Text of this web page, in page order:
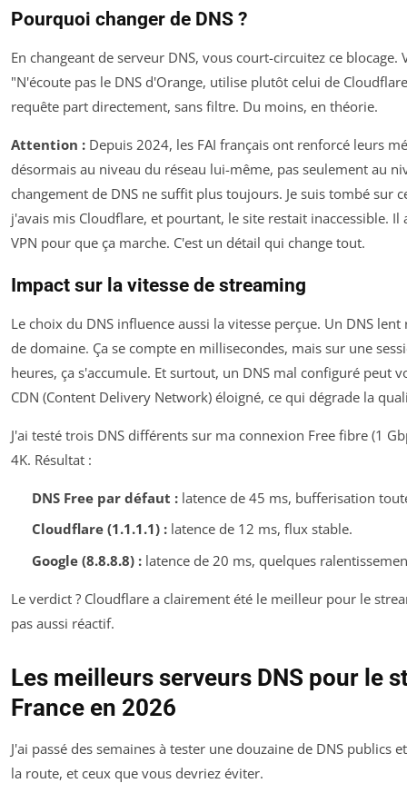
Pourquoi changer de DNS ?
En changeant de serveur DNS, vous court-circuitez ce
"N'écoute pas le DNS d'Orange, utilise plutôt celui de
requête part directement, sans filtre. Du moins, en théorie.
Attention : Depuis 2024, les FAI français ont renforcé leurs
désormais au niveau du réseau lui-même, pas seulement au
changement de DNS ne suffit plus toujours. Je suis tombé sur
j'avais mis Cloudflare, et pourtant, le site restait inaccessible. Il
VPN pour que ça marche. C'est un détail qui change tout.
Impact sur la vitesse de streaming
Le choix du DNS influence aussi la vitesse perçue. Un DNS
de domaine. Ça se compte en millisecondes, mais sur une
heures, ça s'accumule. Et surtout, un DNS mal configuré peut
CDN (Content Delivery Network) éloigné, ce qui dégrade la
J'ai testé trois DNS différents sur ma connexion Free fibre (1
4K. Résultat :
DNS Free par défaut :latence de 45 ms, bufferisation
Cloudflare (1.1.1.1) :latence de 12 ms, flux stable.
Google (8.8.8.8) :latence de 20 ms, quelques
Le verdict ? Cloudflare a clairement été le meilleur pour le
pas aussi réactif.
Les meilleurs serveurs DNS pour le
France en 2026
J'ai passé des semaines à tester une douzaine de DNS publics
la route, et ceux que vous devriez éviter.